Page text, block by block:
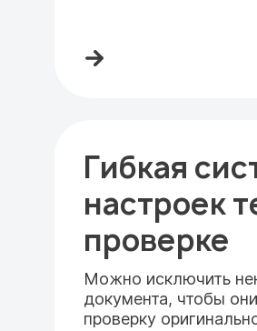
Гибкая
настроек
проверке
Можно исключить
документа, чтобы
проверку